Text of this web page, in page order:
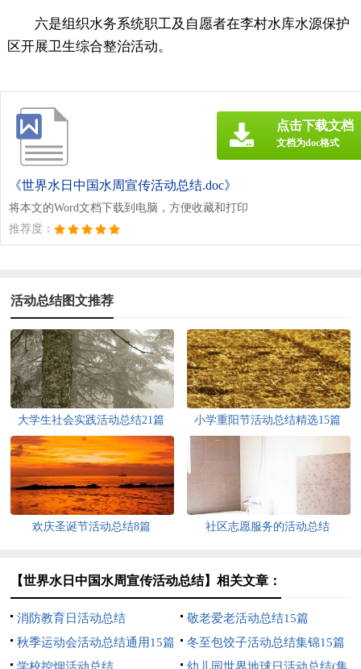
六是组织水务系统职工及自愿者在李村水库水源保护
区开展卫生综合整治活动。
《世界水日中国水周宣传活动总结.doc》
将本文的Word文档下载到电脑，方便收藏和打印
推荐度：
点击下载文档
文档为doc格式
活动总结图文推荐
大学生社会实践活动总结21篇 小学重阳节活动总结精选15篇
欢庆圣诞节活动总结8篇 社区志愿服务的活动总结
【世界水日中国水周宣传活动总结】相关文章：
消防教育日活动总结
敬老爱老活动总结15篇
秋季运动会活动总结通用15篇
冬至包饺子活动总结集锦15篇
学校控烟活动总结
幼儿园世界地球日活动总结(集